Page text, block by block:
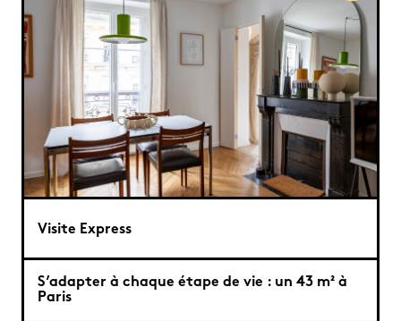
Visite Express
S’adapter à chaque étape de vie : un 43 m² à
Paris